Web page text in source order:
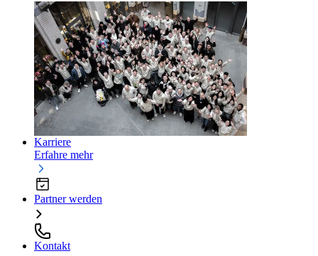
Karriere
Erfahre mehr
Partner werden
Kontakt